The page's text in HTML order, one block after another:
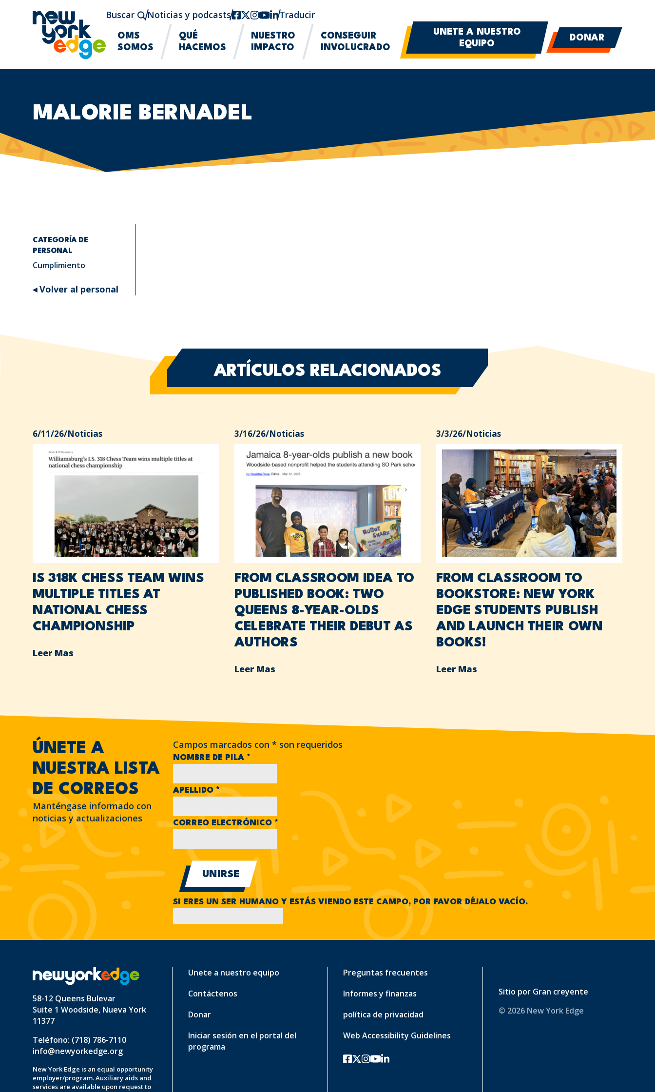
Buscar Noticias y podcastsFacebook
twitter-x
Instagram
YouTube
linkedin
Traducir
OMS
SOMOS
QUÉ
HACEMOS
NUESTRO
IMPACTO
CONSEGUIR
INVOLUCRADO
UNETE A NUESTRO
EQUIPO
DONAR
MALORIE BERNADEL
CATEGORÍA DE
PERSONAL
Cumplimiento
◂ Volver al personal
ARTÍCULOS RELACIONADOS
6/11/26/Noticias
IS 318K CHESS TEAM WINS
MULTIPLE TITLES AT
NATIONAL CHESS
CHAMPIONSHIP
Leer Mas
3/16/26/Noticias
FROM CLASSROOM IDEA TO
PUBLISHED BOOK: TWO
QUEENS 8-YEAR-OLDS
CELEBRATE THEIR DEBUT AS
AUTHORS
Leer Mas
3/3/26/Noticias
FROM CLASSROOM TO
BOOKSTORE: NEW YORK
EDGE STUDENTS PUBLISH
AND LAUNCH THEIR OWN
BOOKS!
Leer Mas
ÚNETE A
NUESTRA LISTA
DE CORREOS
Manténgase informado con
noticias y actualizaciones
Campos marcados con* son requeridos
NOMBRE DE PILA *
APELLIDO*
CORREO ELECTRÓNICO*
SI ERES UN SER HUMANO Y ESTÁS VIENDO ESTE CAMPO, POR FAVOR DÉJALO VACÍO.
58-12 Queens Bulevar
Suite 1 Woodside, Nueva York
11377
Teléfono: (718) 786-7110
info@newyorkedge.org
New York Edge is an equal opportunity
employer/program. Auxiliary aids and
services are available upon request to
Unete a nuestro equipo
Contáctenos
Donar
Iniciar sesión en el portal del
programa
Preguntas frecuentes
Informes y finanzas
política de privacidad
Web Accessibility Guidelines
Facebook
twitter-x
Instagram
YouTube
linkedin
Sitio por Gran creyente
© 2026 New York Edge